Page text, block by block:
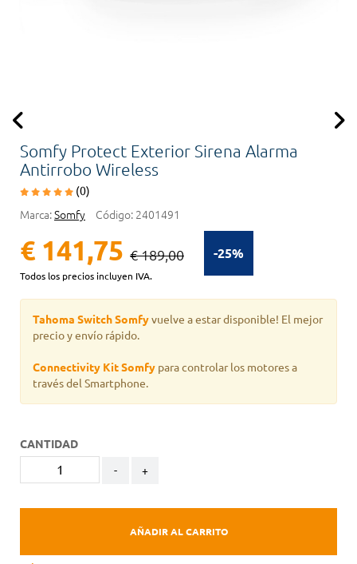
Somfy Protect Exterior Sirena Alarma
Antirrobo Wireless
(0)
Marca:Somfy Código: 2401491
-25%
€ 141,75 € 189,00
Todos los precios incluyen IVA.
Tahoma Switch Somfyvuelve a estar disponible! El mejor
precio y envío rápido.
Connectivity Kit Somfy para controlar los motores a
través del Smartphone.
CANTIDAD
- +
AÑADIR AL CARRITO